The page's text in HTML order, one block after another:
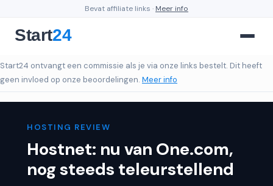
Bevat affiliate links · Meer info
Start24 ontvangt een commissie als je via onze links bestelt. Dit heeft
geen invloed op onze beoordelingen. Meer info
HOSTING REVIEW
Hostnet: nu van One.com,
nog steeds teleurstellend